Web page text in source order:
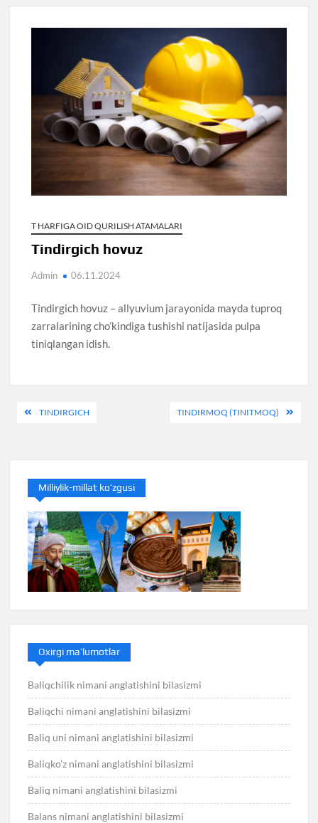
T HARFIGA OID QURILISH ATAMALARI
Tindirgich hovuz
Admin 06.11.2024
Tindirgich hovuz – allyuvium jarayonida mayda tuproq
zarralarining cho’kindiga tushishi natijasida pulpa
tiniqlangan idish.
PostTINDIRGICH TINDIRMOQ (TINITMOQ)
Milliylik-millat ko’zgusi
Oxirgi ma’lumotlar
Baliqchilik nimani anglatishini bilasizmi
Baliqchi nimani anglatishini bilasizmi
Baliq uni nimani anglatishini bilasizmi
Baliqko’z nimani anglatishini bilasizmi
Baliq nimani anglatishini bilasizmi
Balans nimani anglatishini bilasizmi